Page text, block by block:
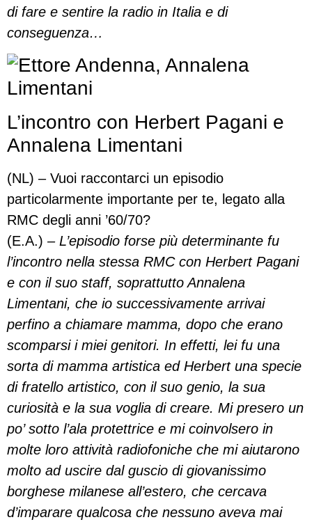
di fare e sentire la radio in Italia e di
conseguenza…
L’incontro con Herbert Pagani e
Annalena Limentani
(NL) – Vuoi raccontarci un episodio
particolarmente importante per te, legato alla
RMC degli anni ’60/70?
(E.A.) – L’episodio forse più determinante fu
l’incontro nella stessa RMC con Herbert Pagani
e con il suo staff, soprattutto Annalena
Limentani, che io successivamente arrivai
perfino a chiamare mamma, dopo che erano
scomparsi i miei genitori. In effetti, lei fu una
sorta di mamma artistica ed Herbert una specie
di fratello artistico, con il suo genio, la sua
curiosità e la sua voglia di creare. Mi presero un
po’ sotto l’ala protettrice e mi coinvolsero in
molte loro attività radiofoniche che mi aiutarono
molto ad uscire dal guscio di giovanissimo
borghese milanese all’estero, che cercava
d’imparare qualcosa che nessuno aveva mai